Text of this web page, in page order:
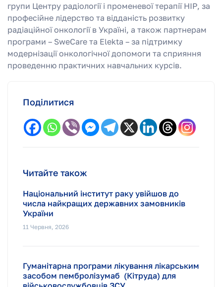
групи Центру радіології і променевої терапії НІР, за
професійне лідерство та відданість розвитку
радіаційної онкології в Україні, а також партнерам
програми – SweCare та Elekta – за підтримку
модернізації онкологічної допомоги та сприяння
проведенню практичних навчальних курсів.
Поділитися
Читайте також
Національний інститут раку увійшов до
числа найкращих державних замовників
України
11 Червня, 2026
Гуманітарна програми лікування лікарським
засобом пембролізумаб (Кітруда) для